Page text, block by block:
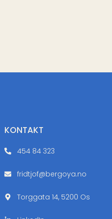
KONTAKT
454 84 323
fridtjof@bergoya.no
Torggata 14, 5200 Os